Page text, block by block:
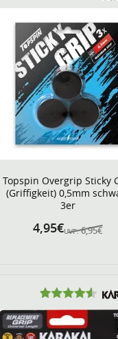
Topspin Overgrip Sticky
(Griffigkeit) 0,5mm
3er
UVP: 6,95€
4,95€